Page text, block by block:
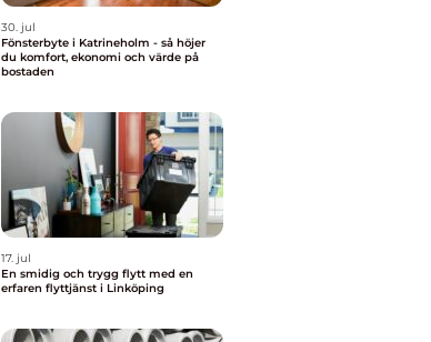
30. jul
Fönsterbyte i Katrineholm - så höjer
du komfort, ekonomi och värde på
bostaden
17. jul
En smidig och trygg flytt med en
erfaren flyttjänst i Linköping